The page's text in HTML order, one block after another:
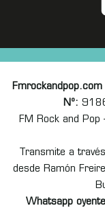
Fmrockandpop.com
Nº:
FM Rock and
Transmite a
desde Ramón
Whatsapp